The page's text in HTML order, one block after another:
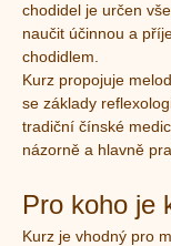
chodidel je určen
naučit účinnou a
chodidlem.
Kurz propojuje
se základy
tradiční čínské
názorně a hlavně
Pro koho je
Kurz je vhodný pro